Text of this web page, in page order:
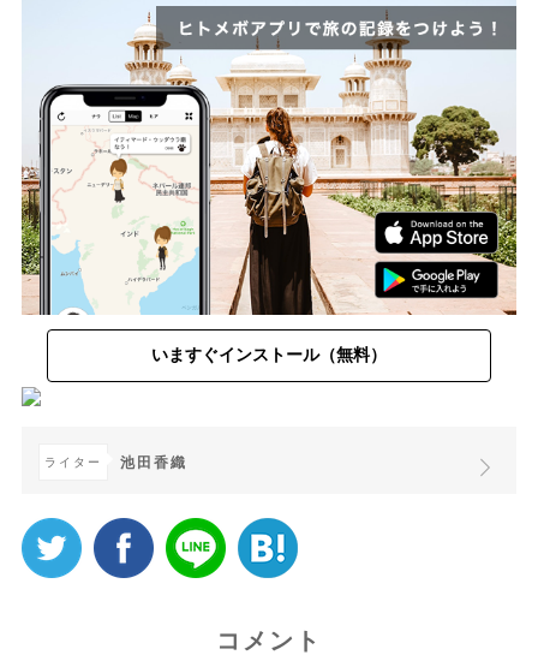
いますぐインストール（無料）
ライター 池田香織
コメント